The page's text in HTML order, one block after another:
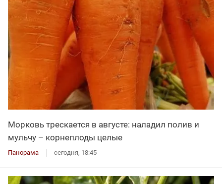
Морковь трескается в августе: наладил полив и
мульчу – корнеплоды целые
Панорама сегодня, 18:45